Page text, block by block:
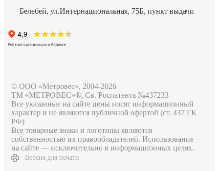
Белебей, ул.Интернациональная, 75Б, пункт выдачи
© ООО «Метровес», 2004-2026
ТМ «МЕТРОВЕС»®, Св. Роспатента №4​3​7​2​3​3
Все указанные на сайте цены носят информационный
характер и не являются публичной офертой (ст. 437 ГК
РФ)
Все товарные знаки и логотипы являются
собственностью их правообладателей. Использование
на сайте — исключительно в информационных целях.
Версия для печати